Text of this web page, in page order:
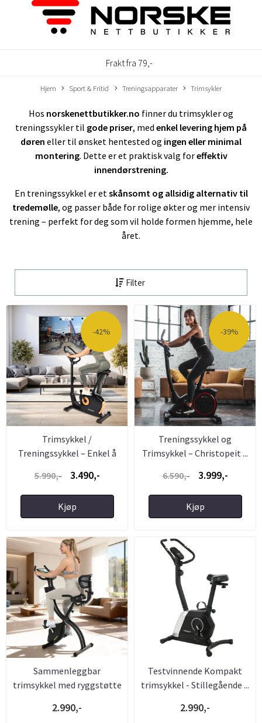
Frakt fra 79,-
Hjem Sport & Fritid Treningsapparater Trimsykler
Hos norskenettbutikker.no finner du trimsykler og
treningssykler til gode priser, med enkel levering hjem på
døren eller til ønsket hentested og ingen eller minimal
montering. Dette er et praktisk valg foreffektiv
innendørstrening.
En treningssykkel er etskånsomt og allsidig alternativ til
tredemølle, og passer både for rolige økter og mer intensiv
trening – perfekt for deg som vil holde formen hjemme, hele
året.
Filter
-42%
Trimsykkel /
Treningssykkel – Enkel å
5.990,- 3.490,-
Kjøp
-39%
Treningssykkel og
Trimsykkel – Christopeit ...
6.590,-
3.999,-
Kjøp
Sammenleggbar
trimsykkel med ryggstøtte
2.990,-
Testvinnende Kompakt
trimsykkel - Stillegående ...
2.990,-